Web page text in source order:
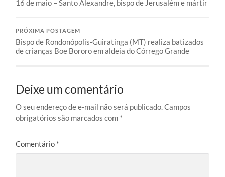
16 de maio – Santo Alexandre, bispo de Jerusalém e mártir
PRÓXIMA POSTAGEM
Bispo de Rondonópolis-Guiratinga (MT) realiza batizados
de crianças Boe Bororo em aldeia do Córrego Grande
Deixe um comentário
O seu endereço de e-mail não será publicado.Campos
obrigatórios são marcados com *
Comentário *